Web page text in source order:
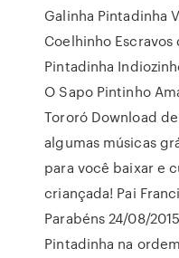
Galinha Pintadinha
Coelhinho Escravos
Pintadinha
O Sapo Pintinho
Tororó Download
algumas músicas
para você baixar e
criançada! Pai
Parabéns 24/08/
Pintadinha na